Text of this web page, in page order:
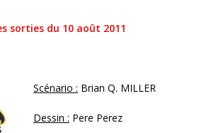
sorties du 10 août 2011
Scénario : Brian Q. MILLER
Dessin : Pere Perez